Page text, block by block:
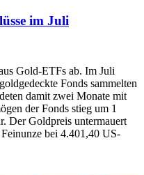
im Juli
Gold-ETFs ab. Im Juli
Fonds sammelten
damit zwei Monate mit
der Fonds stieg um 1
Der Goldpreis untermauert
bei 4.401,40 US-